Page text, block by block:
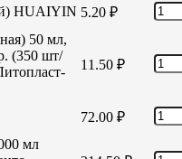
HUAIYIN 5.20 ₽
50 мл,
(350 шт/
11.50 ₽
72.00 ₽
мл